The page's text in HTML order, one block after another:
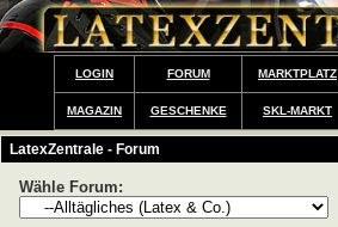
LOGIN FORUM MARKTPLATZ
MAGAZIN GESCHENKE SKL-MARKT
LatexZentrale - Forum
Wähle Forum: